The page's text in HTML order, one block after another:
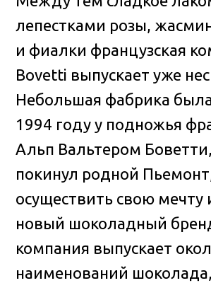
лепестками розы,
и фиалки французская
Bovetti выпускает уже
Небольшая фабрика
1994 году у подножья
Альп Вальтером
покинул родной
осуществить свою мечту
новый шоколадный
компания выпускает
наименований